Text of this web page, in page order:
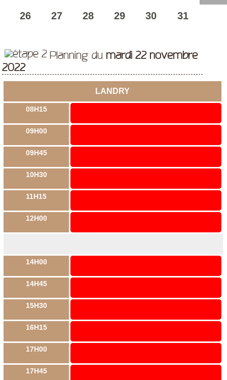
26 27 28 29 30 31
Planning dumardi 22 novembre
2022
LANDRY
08H15
09H00
09H45
10H30
11H15
12H00
14H00
14H45
15H30
16H15
17H00
17H45